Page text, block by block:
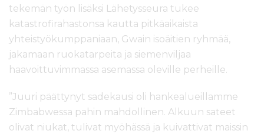
tekemän työn lisäksi Lähetysseura tukee
katastrofirahastonsa kautta pitkäaikaista
yhteistyökumppaniaan, Gwain isoäitien ryhmää,
jakamaan ruokatarpeita ja siemenviljaa
haavoittuvimmassa asemassa oleville perheille.
”Juuri päättynyt sadekausi oli hankealueillamme
Zimbabwessa pahin mahdollinen. Alkuun sateet
olivat niukat, tulivat myöhässä ja kuivattivat maissin